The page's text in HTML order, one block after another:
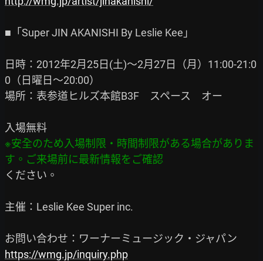
■「Super JIN AKANISHI By Leslie Kee」
日時：2012年2月25日(土)～2月27日（月）11:00-21:0
0（日曜日～20:00）
場所：表参道ヒルズ本館B3F　スペース　オー
※安全のため入場制限・時間制限がある場合がありま
ください。
主催：Leslie Kee Super inc.
https://wmg.jp/inquiry.php